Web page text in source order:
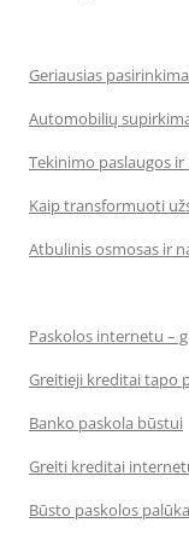
Geriausias
Automobilių
Tekinimo paslaugos
Kaip transformuoti
Atbulinis osmosas ir
Paskolos internetu –
Greitieji kreditai tapo
Banko paskola būstui
Greiti kreditai
Būsto paskolos